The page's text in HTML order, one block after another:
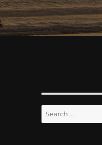
Search
for: